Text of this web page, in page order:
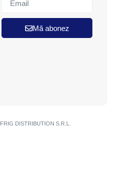
Mă abonez
DISTRIBUTION S.R.L.